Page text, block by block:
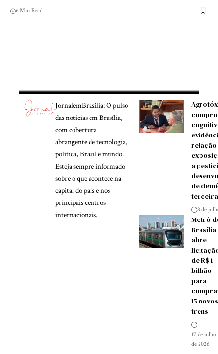
6 Min Read
JornalemBrasília: O pulso
das notícias em Brasília,
com cobertura
abrangente de tecnologia,
política, Brasil e mundo.
Esteja sempre informado
sobre o que acontece na
capital do país e nos
principais centros
internacionais.
a
de
8 de
Metrô
Brasília
abre
de R$ 1
bilhão
para
15 novos
trens
17 de julho
de 2026